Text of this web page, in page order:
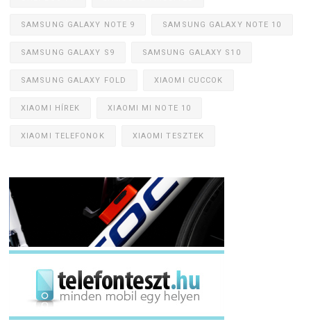
SAMSUNG GALAXY NOTE 9 SAMSUNG GALAXY NOTE 10
SAMSUNG GALAXY S9 SAMSUNG GALAXY S10
SAMSUNG GALAXY FOLD XIAOMI CUCCOK
XIAOMI HÍREK XIAOMI MI NOTE 10
XIAOMI TELEFONOK XIAOMI TESZTEK